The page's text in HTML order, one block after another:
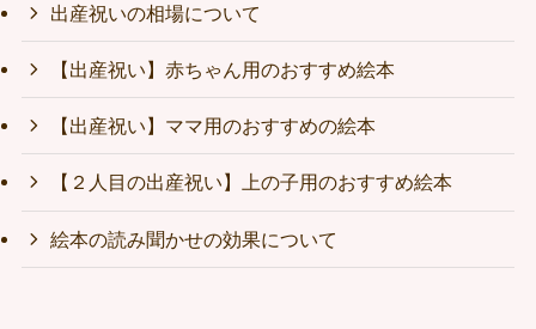
出産祝いの相場について
【出産祝い】赤ちゃん用のおすすめ絵本
【出産祝い】ママ用のおすすめの絵本
【２人目の出産祝い】上の子用のおすすめ絵本
絵本の読み聞かせの効果について